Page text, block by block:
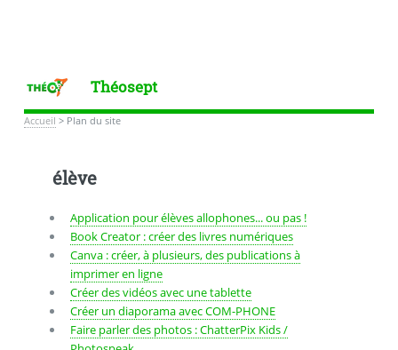
Théosept
Accueil > Plan du site
élève
Application pour élèves allophones... ou pas !
Book Creator : créer des livres numériques
Canva : créer, à plusieurs, des publications à
imprimer en ligne
Créer des vidéos avec une tablette
Créer un diaporama avec COM-PHONE
Faire parler des photos : ChatterPix Kids /